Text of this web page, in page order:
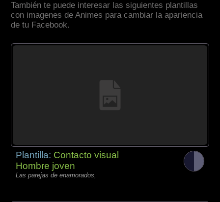
También te puede interesar las siguientes plantillas
con imagenes de Animes para cambiar la apariencia
de tu Facebook.
Plantilla: Contacto visual
Hombre joven
Las parejas de enamorados,